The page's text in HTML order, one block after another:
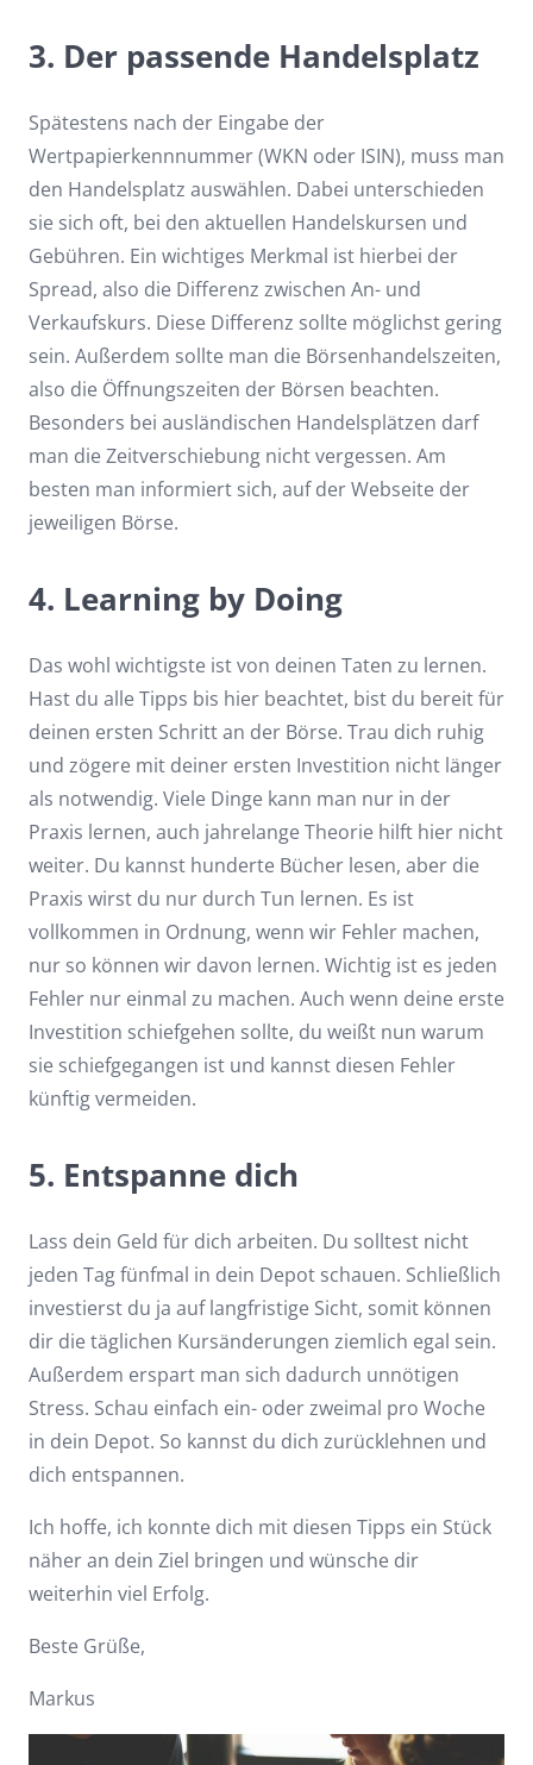
3. Der passende Handelsplatz
Spätestens nach der Eingabe der
Wertpapierkennnummer (WKN oder ISIN), muss man
den Handelsplatz auswählen. Dabei unterschieden
sie sich oft, bei den aktuellen Handelskursen und
Gebühren. Ein wichtiges Merkmal ist hierbei der
Spread, also die Differenz zwischen An- und
Verkaufskurs. Diese Differenz sollte möglichst gering
sein. Außerdem sollte man die Börsenhandelszeiten,
also die Öffnungszeiten der Börsen beachten.
Besonders bei ausländischen Handelsplätzen darf
man die Zeitverschiebung nicht vergessen. Am
besten man informiert sich, auf der Webseite der
jeweiligen Börse.
4. Learning by Doing
Das wohl wichtigste ist von deinen Taten zu lernen.
Hast du alle Tipps bis hier beachtet, bist du bereit für
deinen ersten Schritt an der Börse. Trau dich ruhig
und zögere mit deiner ersten Investition nicht länger
als notwendig. Viele Dinge kann man nur in der
Praxis lernen, auch jahrelange Theorie hilft hier nicht
weiter. Du kannst hunderte Bücher lesen, aber die
Praxis wirst du nur durch Tun lernen. Es ist
vollkommen in Ordnung, wenn wir Fehler machen,
nur so können wir davon lernen. Wichtig ist es jeden
Fehler nur einmal zu machen. Auch wenn deine erste
Investition schiefgehen sollte, du weißt nun warum
sie schiefgegangen ist und kannst diesen Fehler
künftig vermeiden.
5. Entspanne dich
Lass dein Geld für dich arbeiten. Du solltest nicht
jeden Tag fünfmal in dein Depot schauen. Schließlich
investierst du ja auf langfristige Sicht, somit können
dir die täglichen Kursänderungen ziemlich egal sein.
Außerdem erspart man sich dadurch unnötigen
Stress. Schau einfach ein- oder zweimal pro Woche
in dein Depot. So kannst du dich zurücklehnen und
dich entspannen.
Ich hoffe, ich konnte dich mit diesen Tipps ein Stück
näher an dein Ziel bringen und wünsche dir
weiterhin viel Erfolg.
Beste Grüße,
Markus